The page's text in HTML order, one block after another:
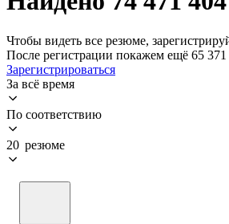
Чтобы видеть все резюме,
После регистрации покажем ещё 65
Зарегистрироваться
За всё время
По соответствию
20 резюме